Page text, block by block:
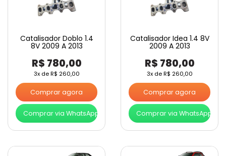
Catalisador Doblo 1.4
8V 2009 A 2013
R$ 780,00
3x deR$ 260,00
Comprar agora
Comprar via WhatsApp
Catalisador Idea 1.4 8V
2009 A 2013
R$ 780,00
3x deR$ 260,00
Comprar agora
Comprar via WhatsApp